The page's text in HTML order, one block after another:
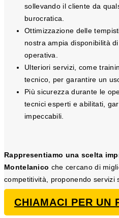
sollevando il cliente da
burocratica.
Ottimizzazione delle
nostra ampia disponibilità
operativa.
Ulteriori servizi, come
tecnico, per garantire un
Più sicurezza durante le
tecnici esperti e abilitati,
impeccabili.
Rappresentiamo una scelta
Montelanico che cercano di
competitività, proponendo servizi
sollevamento e trasporto.
CHIAMACI PER UN